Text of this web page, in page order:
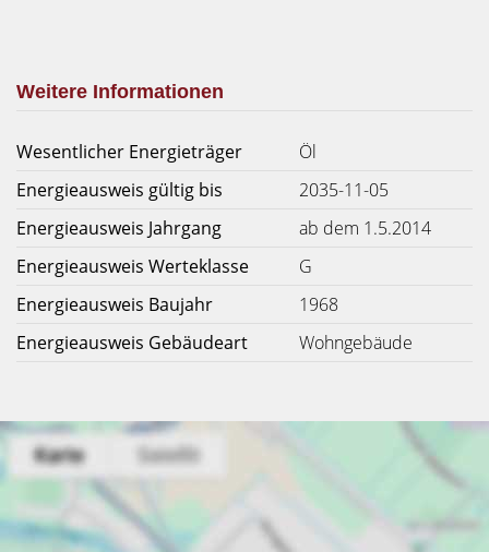
Weitere Informationen
Wesentlicher Energieträger
Öl
Energieausweis gültig bis
2035-11-05
Energieausweis Jahrgang
ab dem 1.5.2014
Energieausweis Werteklasse
G
Energieausweis Baujahr
1968
Energieausweis Gebäudeart
Wohngebäude